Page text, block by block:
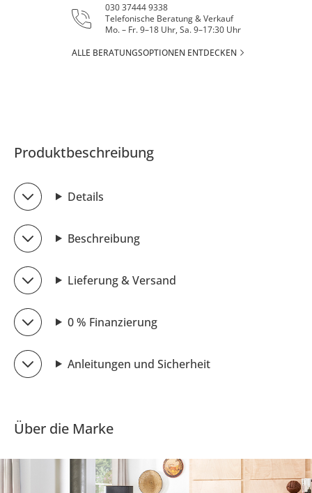
030 37444 9338
Telefonische Beratung & Verkauf
Mo. – Fr. 9–18 Uhr, Sa. 9–17:30 Uhr
ALLE BERATUNGSOPTIONEN ENTDECKEN
Produktbeschreibung
Details
Beschreibung
Lieferung & Versand
0 % Finanzierung
Anleitungen und Sicherheit
Über die Marke